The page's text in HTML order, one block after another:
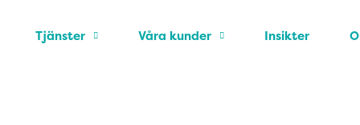
Tjänster Våra kunder Insikter